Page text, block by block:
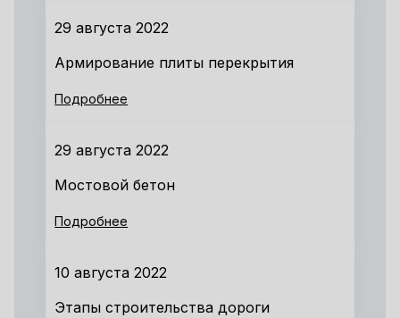
29 августа 2022
Армирование плиты перекрытия
Подробнее
29 августа 2022
Мостовой бетон
Подробнее
10 августа 2022
Этапы строительства дороги